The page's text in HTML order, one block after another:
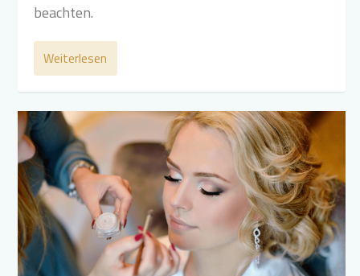
beachten.
Weiterlesen